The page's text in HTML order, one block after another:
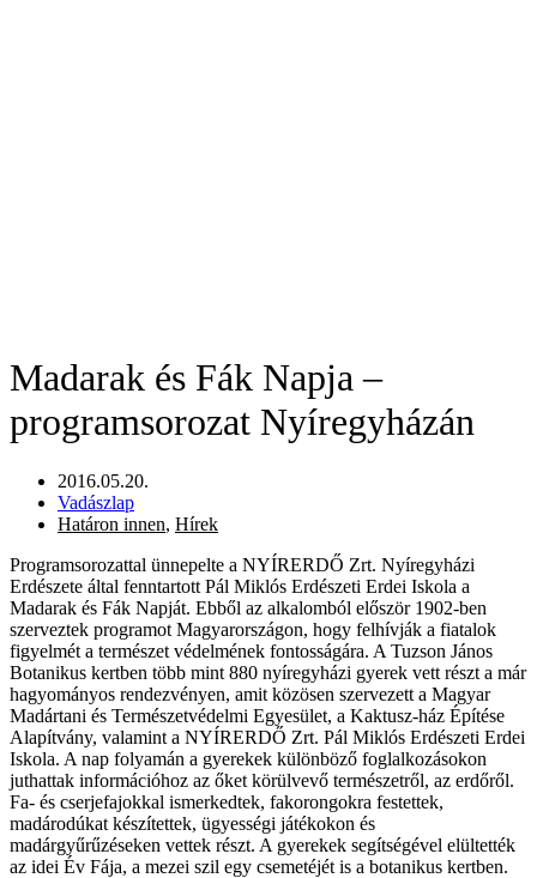
Madarak és Fák Napja –
programsorozat Nyíregyházán
2016.05.20.
Vadászlap
Határon innen, Hírek
Programsorozattal ünnepelte a NYÍRERDŐ Zrt. Nyíregyházi
Erdészete által fenntartott Pál Miklós Erdészeti Erdei Iskola a
Madarak és Fák Napját. Ebből az alkalomból először 1902-ben
szerveztek programot Magyarországon, hogy felhívják a fiatalok
figyelmét a természet védelmének fontosságára. A Tuzson János
Botanikus kertben több mint 880 nyíregyházi gyerek vett részt a már
hagyományos rendezvényen, amit közösen szervezett a Magyar
Madártani és Természetvédelmi Egyesület, a Kaktusz-ház Építése
Alapítvány, valamint a NYÍRERDŐ Zrt. Pál Miklós Erdészeti Erdei
Iskola. A nap folyamán a gyerekek különböző foglalkozásokon
juthattak információhoz az őket körülvevő természetről, az erdőről.
Fa- és cserjefajokkal ismerkedtek, fakorongokra festettek,
madárodúkat készítettek, ügyességi játékokon és
madárgyűrűzéseken vettek részt. A gyerekek segítségével elültették
az idei Év Fája, a mezei szil egy csemetéjét is a botanikus kertben.